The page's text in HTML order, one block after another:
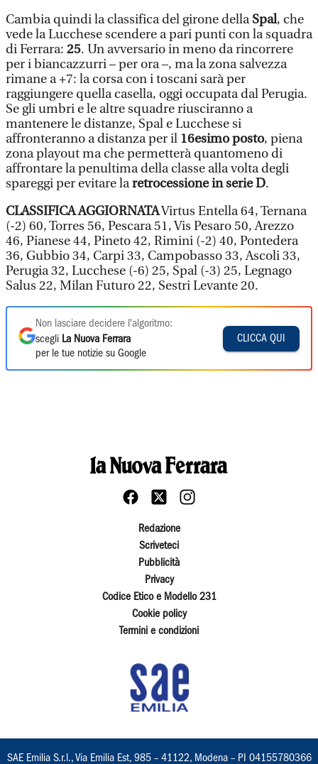
Cambia quindi la classifica del girone dellaSpal, che
vede la Lucchese scendere a pari punti con la squadra
di Ferrara: 25. Un avversario in meno da rincorrere
per i biancazzurri – per ora –, ma la zona salvezza
rimane a +7: la corsa con i toscani sarà per
raggiungere quella casella, oggi occupata dal Perugia.
Se gli umbri e le altre squadre riusciranno a
mantenere le distanze, Spal e Lucchese si
affronteranno a distanza per il 16esimo posto, piena
zona playout ma che permetterà quantomeno di
affrontare la penultima della classe alla volta degli
spareggi per evitare laretrocessione in serie D.
CLASSIFICA AGGIORNATAVirtus Entella 64, Ternana
(-2) 60, Torres 56, Pescara 51, Vis Pesaro 50, Arezzo
46, Pianese 44, Pineto 42, Rimini (-2) 40, Pontedera
36, Gubbio 34, Carpi 33, Campobasso 33, Ascoli 33,
Perugia 32, Lucchese (-6) 25, Spal (-3) 25, Legnago
Salus 22, Milan Futuro 22, Sestri Levante 20.
Non lasciare decidere l'algoritmo:
scegli La Nuova Ferrara
per le tue notizie su Google
CLICCA QUI
Redazione
Scriveteci
Pubblicità
Privacy
Codice Etico e Modello 231
Cookie policy
Termini e condizioni
SAE Emilia S.r.l., Via Emilia Est, 985 – 41122, Modena – PI 04155780366